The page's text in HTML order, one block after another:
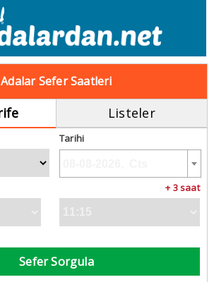
Adalar Sefer Saatleri
Listeler
Tarihi
+ 3 saat
Sefer Sorgula